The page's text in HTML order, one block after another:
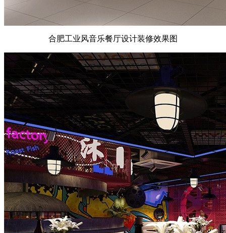
合肥工业风音乐餐厅设计装修效果图